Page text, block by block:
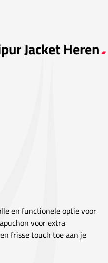
Jacket Heren
en functionele optie voor
voor extra
frisse touch toe aan je